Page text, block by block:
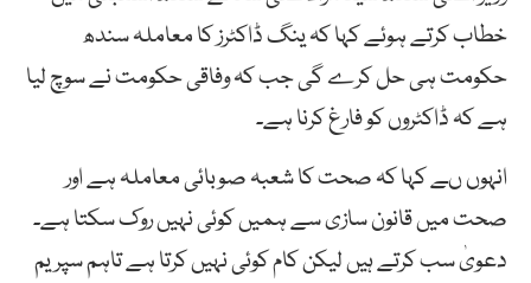
خطاب کرتے ہوئے کہا کہ ینگ ڈاکٹرز کا معاملہ سندھ
حکومت ہی حل کرے گی جب کہ وفاقی حکومت نے سوچ لیا
ہے کہ ڈاکٹروں کو فارغ کرنا ہے۔
انہوں ںے کہا کہ صحت کا شعبہ صوبائی معاملہ ہے اور
صحت میں قانون سازی سے ہمیں کوئی نہیں روک سکتا ہے۔
دعویٰ سب کرتے ہیں لیکن کام کوئی نہیں کرتا ہے تاہم سپریم